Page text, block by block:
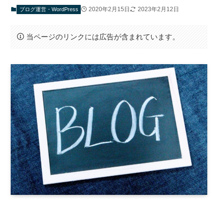
ブログ運営・WordPress 2020年2月15日 2023年2月12日
当ページのリンクには広告が含まれています。